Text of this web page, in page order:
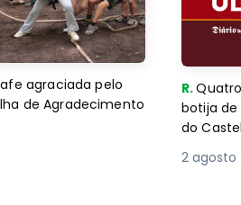
agraciada pelo
de Agradecimento
R.
botija
do
2 agosto